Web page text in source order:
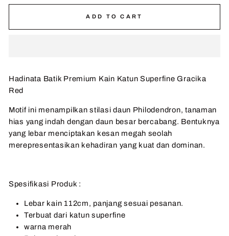
ADD TO CART
Hadinata Batik Premium Kain Katun Superfine Gracika
Red
Motif ini menampilkan stilasi daun Philodendron, tanaman
hias yang indah dengan daun besar bercabang. Bentuknya
yang lebar menciptakan kesan megah seolah
merepresentasikan kehadiran yang kuat dan dominan.
Spesifikasi Produk :
Lebar kain 112cm, panjang sesuai pesanan.
Terbuat dari katun superfine
warna merah